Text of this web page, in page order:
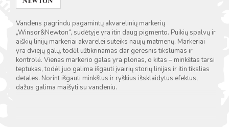
Vandens pagrindu pagamintų akvarelinių markerių
„Winsor&Newton“, sudėtyje yra itin daug pigmento. Puikių spalvų ir
aiškių linijų markeriai akvarelei suteiks naujų matmenų. Markeriai
yra dviejų galų, todėl užtikrinamas dar geresnis tikslumas ir
kontrolė. Vienas markerio galas yra plonas, o kitas – minkštas tarsi
teptukas, todėl juo galima išgauti įvairių storių linijas ir itin tikslias
detales. Norint išgauti minkštus ir ryškius išsklaidytus efektus,
dažus galima maišyti su vandeniu.